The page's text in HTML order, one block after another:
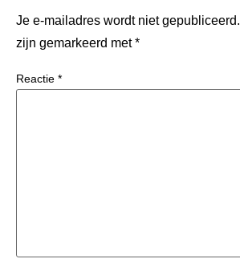
Je e-mailadres wordt niet gepubliceerd.
zijn gemarkeerd met*
Reactie *